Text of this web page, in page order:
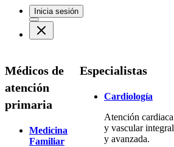
Inicia sesión
Médicos de
atención
primaria
Medicina
Familiar
Especialistas
Cardiología
Atención cardiaca
y vascular integral
y avanzada.